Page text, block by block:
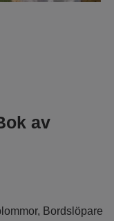
av
Bordslöpare